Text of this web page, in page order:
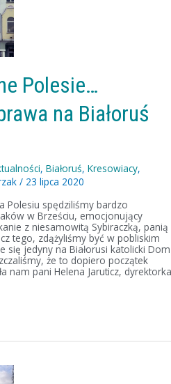
Polesie…
na Białoruś
,Białoruś,Kresowiacy,
/ 23 lipca 2020
Polesiu spędziliśmy bardzo
w Brześciu, emocjonujący
z niesamowitą Sybiraczką, panią
tego, zdążyliśmy być w pobliskim
się jedyny na Białorusi katolicki Dom
że to dopiero początek
nam pani Helena Jaruticz,